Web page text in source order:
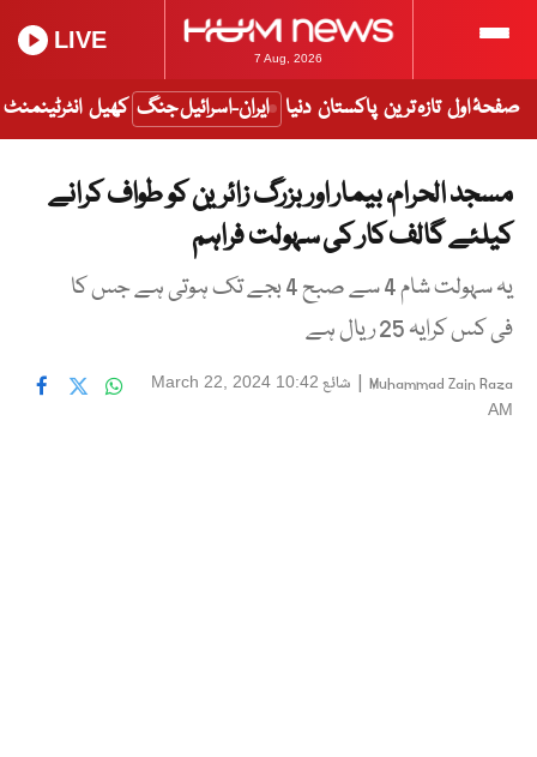
7 Aug, 2026
LIVE
صفحۂ اول تازہ ترین پاکستان دنیا ایران-اسرائیل جنگ کھیل انٹرٹینمنٹ
مسجد الحرام، بیمار اور بزرگ زائرین کو طواف کرانے
کیلئے گالف کار کی سہولت فراہم
یہ سہولت شام 4 سے صبح 4 بجے تک ہوتی ہے جس کا
فی کس کرایہ 25 ریال ہے
Muhammad Zain Raza
| شائع March 22, 2024 10:42
AM